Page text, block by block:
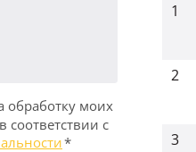
обработку моих
с
*
1
2
3